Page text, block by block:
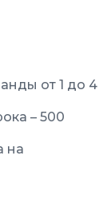
от 1 до 4
– 500
на